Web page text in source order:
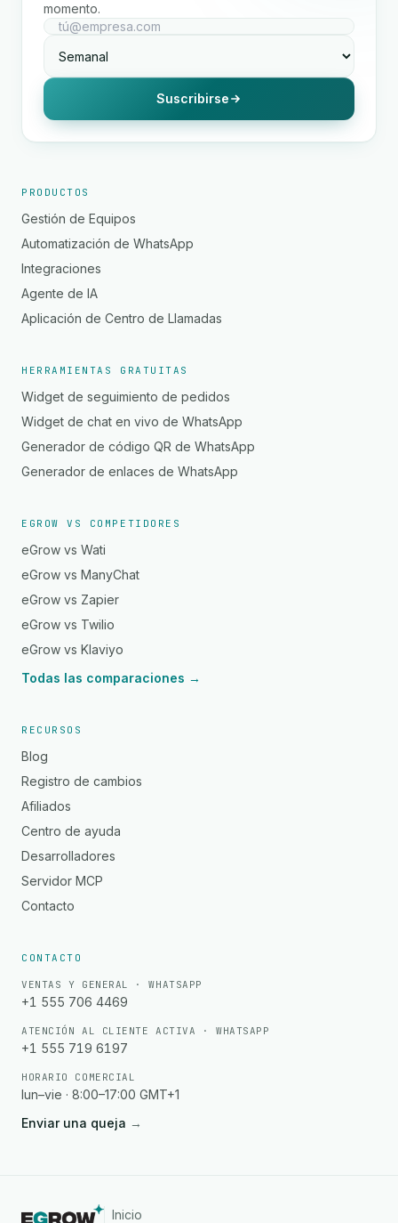
momento.
Suscribirse
PRODUCTOS
Gestión de Equipos
Automatización de WhatsApp
Integraciones
Agente de IA
Aplicación de Centro de Llamadas
HERRAMIENTAS GRATUITAS
Widget de seguimiento de pedidos
Widget de chat en vivo de WhatsApp
Generador de código QR de WhatsApp
Generador de enlaces de WhatsApp
EGROW VS COMPETIDORES
eGrow vs Wati
eGrow vs ManyChat
eGrow vs Zapier
eGrow vs Twilio
eGrow vs Klaviyo
Todas las comparaciones →
RECURSOS
Blog
Registro de cambios
Afiliados
Centro de ayuda
Desarrolladores
Servidor MCP
Contacto
CONTACTO
VENTAS Y GENERAL · WHATSAPP
+1 555 706 4469
ATENCIÓN AL CLIENTE ACTIVA · WHATSAPP
+1 555 719 6197
HORARIO COMERCIAL
lun–vie · 8:00–17:00 GMT+1
Enviar una queja →
Inicio